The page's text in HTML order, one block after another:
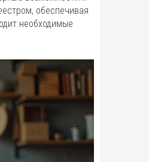
обеспечивая
необходимые